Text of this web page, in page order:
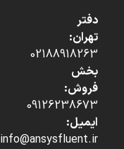
دفتر
تهران:
02188918263
بخش
فروش:
09126238673
ایمیل:
info@ansysfluent.ir